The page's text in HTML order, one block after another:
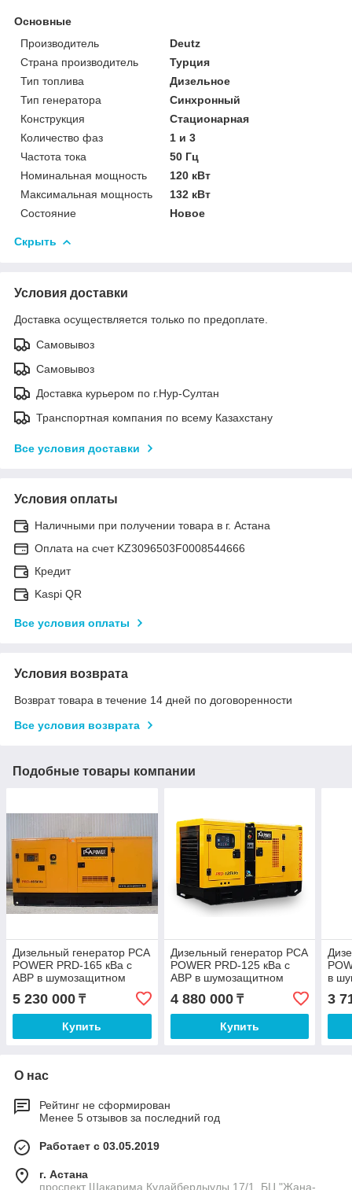
Основные
Производитель
Deutz
Страна производитель
Турция
Тип топлива
Дизельное
Тип генератора
Синхронный
Конструкция
Стационарная
Количество фаз
1 и 3
Частота тока
50 Гц
Номинальная мощность
120 кВт
Максимальная мощность
132 кВт
Состояние
Новое
Скрыть
Условия доставки
Доставка осуществляется только по предоплате.
Самовывоз
Самовывоз
Доставка курьером по г.Нур-Султан
Транспортная компания по всему Казахстану
Все условия доставки
Условия оплаты
Наличными при получении товара в г. Астана
Оплата на счет KZ3096503F0008544666
Кредит
Kaspi QR
Все условия оплаты
Условия возврата
Возврат товара в течение 14 дней по договоренности
Все условия возврата
Подобные товары компании
Дизельный генератор PCA
POWER PRD-165 кВа с
АВР в шумозащитном
5 230 000 ₸
Купить
Дизельный генератор PCA
POWER PRD-125 кВа с
АВР в шумозащитном
4 880 000₸
Купить
в
3
О нас
Рейтинг не сформирован
Менее 5 отзывов за последний год
Работает с 03.05.2019
г. Астана
проспект Шакарима Кудайбердыулы 17/1, БЦ "Жана-